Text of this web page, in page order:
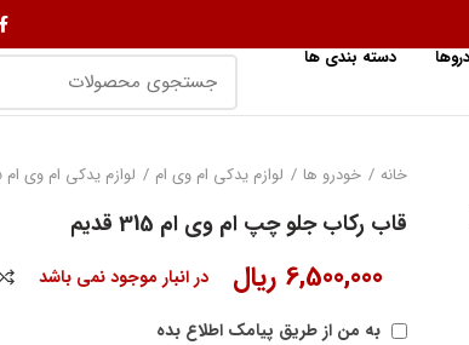
دسته بندی ها
خانه خودرو ها لوازم یدکی ام وی ام لوازم یدکی ام وی ام 315
قاب رکاب جلو چپ ام وی ام 315 قدیم
6,500,000 ریال در انبار موجود نمی باشد
به من از طریق پیامک اطلاع بده